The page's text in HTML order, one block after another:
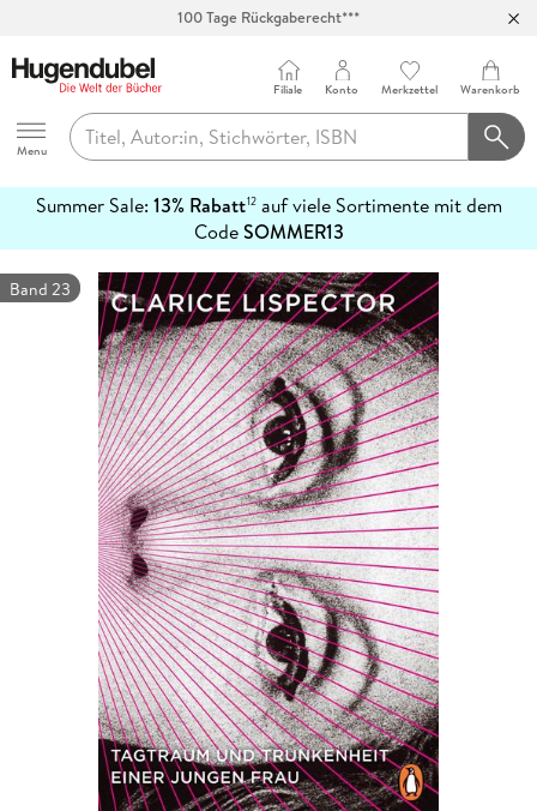
100 Tage Rückgaberecht***
Hugendubel
Menu
Filiale Konto Merkzettel Warenkorb
Summer Sale: 13% Rabatt12auf viele Sortimente mit dem
CodeSOMMER13
erfahren
Band 23